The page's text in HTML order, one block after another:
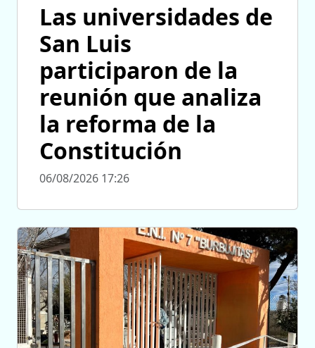
Las universidades de
San Luis
participaron de la
reunión que analiza
la reforma de la
Constitución
06/08/2026 17:26